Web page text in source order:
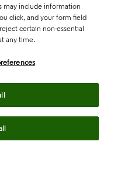
may include information
click, and your form field
certain non-essential
any time.